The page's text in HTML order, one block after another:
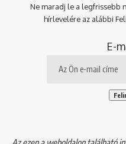
Ne maradj le a legfrissebb
hírlevelére az alábbi
E-